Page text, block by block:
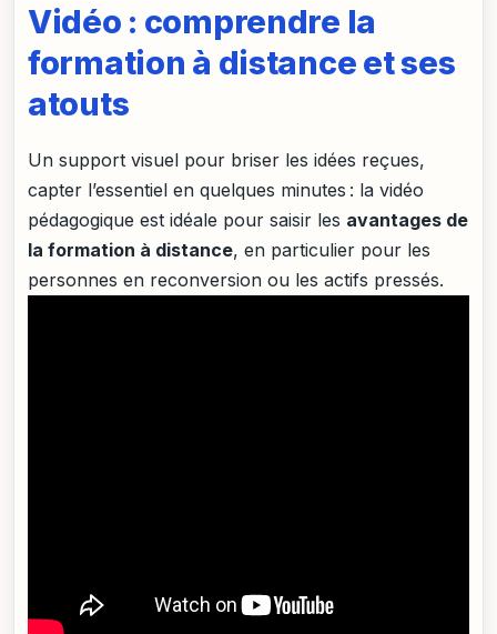
Vidéo : comprendre la
formation à distance et ses
atouts
Un support visuel pour briser les idées reçues,
capter l’essentiel en quelques minutes : la vidéo
pédagogique est idéale pour saisir les avantages de
la formation à distance, en particulier pour les
personnes en reconversion ou les actifs pressés.